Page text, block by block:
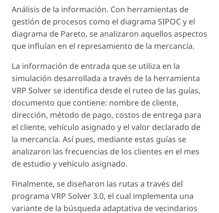
Análisis de la información. Con herramientas de
gestión de procesos como el diagrama SIPOC y el
diagrama de Pareto, se analizaron aquellos aspectos
que influían en el represamiento de la mercancía.
La información de entrada que se utiliza en la
simulación desarrollada a través de la herramienta
VRP Solver se identifica desde el ruteo de las guías,
documento que contiene: nombre de cliente,
dirección, método de pago, costos de entrega para
el cliente, vehículo asignado y el valor declarado de
la mercancía. Así pues, mediante estas guías se
analizaron las frecuencias de los clientes en el mes
de estudio y vehículo asignado.
Finalmente, se diseñaron las rutas a través del
programa VRP Solver 3.0, el cual implementa una
variante de la búsqueda adaptativa de vecindarios